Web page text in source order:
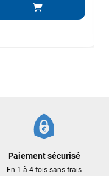
Paiement sécurisé
En 1 à 4 fois sans frais
en super état.